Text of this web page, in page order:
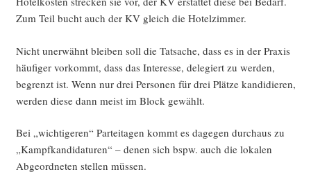
Zum Teil bucht auch der KV gleich die Hotelzimmer.
Nicht uner­wähnt blei­ben soll die Tat­sa­che, dass es in der Pra­xis
häu­fi­ger vor­kommt, dass das Inter­es­se, dele­giert zu wer­den,
begrenzt ist. Wenn nur drei Per­so­nen für drei Plät­ze kan­di­die­ren,
wer­den die­se dann meist im Block gewählt.
Bei „wich­ti­ge­ren“ Par­tei­ta­gen kommt es dage­gen durch­aus zu
„Kampf­kan­di­da­tu­ren“ – denen sich bspw. auch die loka­len
Abge­ord­ne­ten stel­len müssen.